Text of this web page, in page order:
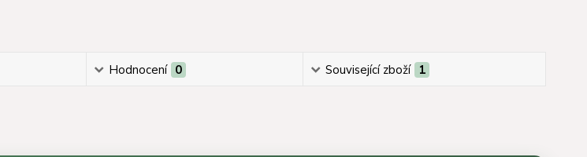
Hodnocení 0 Související zboží 1